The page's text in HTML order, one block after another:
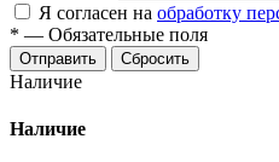
Я согласен на обработку
* — Обязательные поля
Сбросить
Наличие
Наличие